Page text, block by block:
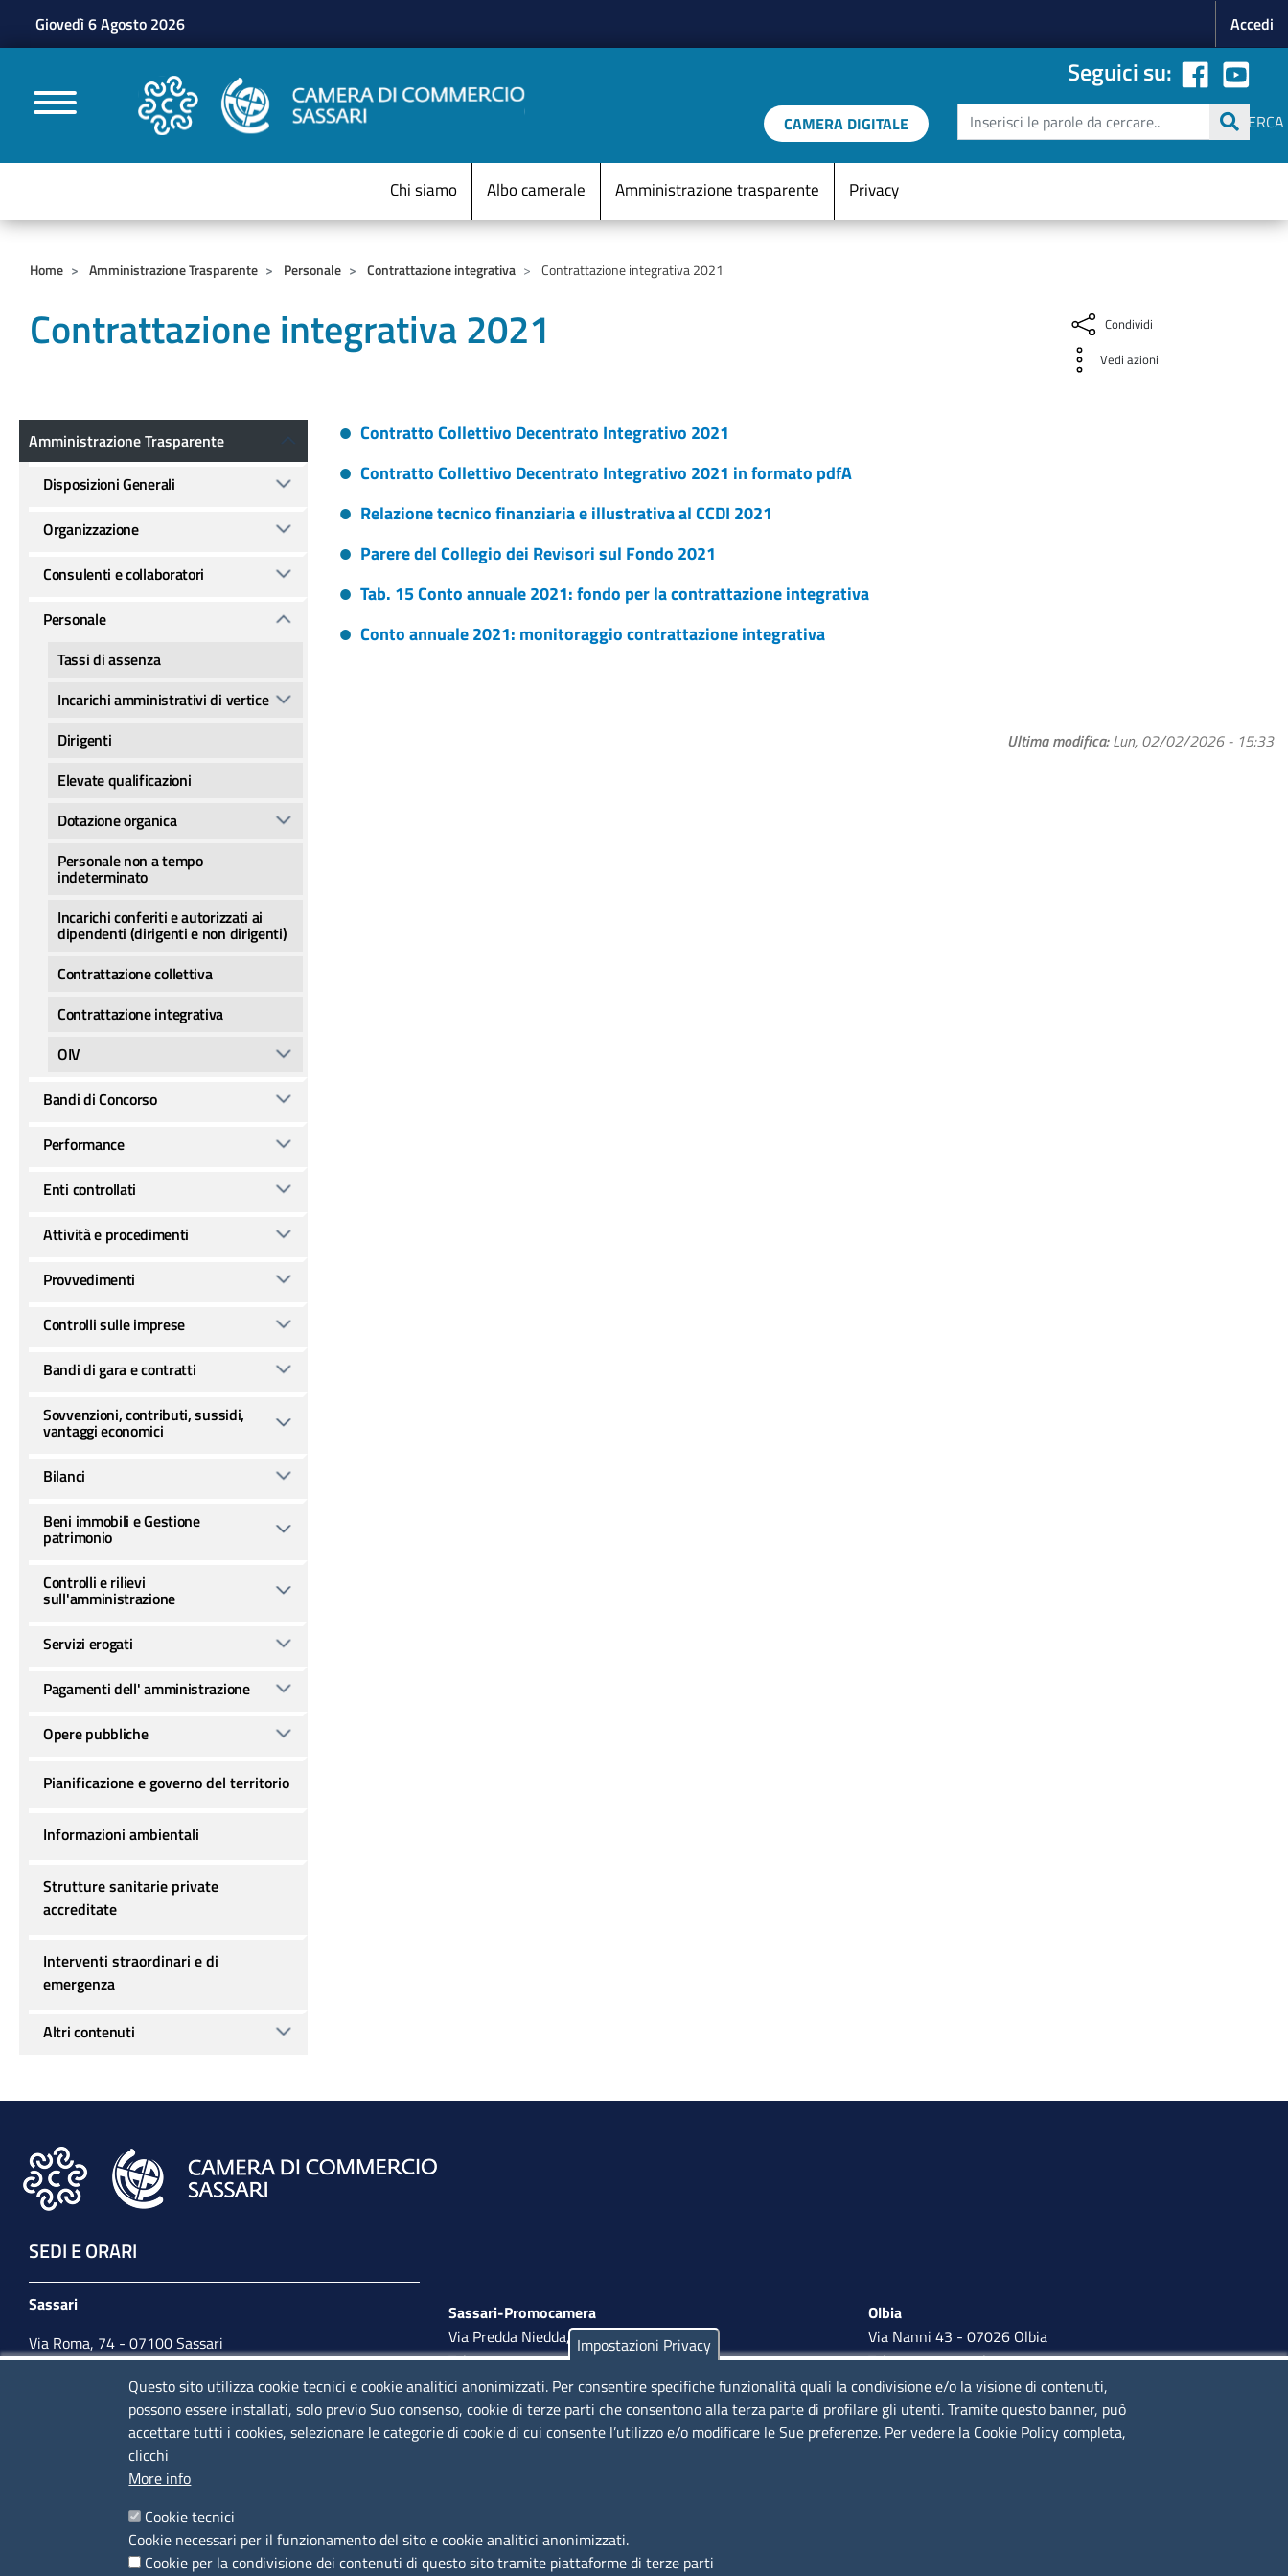
Giovedì 6 Agosto 2026 Accedi
CAMERE DI COMMERCIO D'ITALIA
Seguici su:
CAMERA DIGITALE Cerca
CERCA
Menu Statico
Chi siamo Albo camerale Amministrazione trasparente Privacy
Home Amministrazione Trasparente Personale Contrattazione integrativa Contrattazione integrativa 2021
Contrattazione integrativa 2021
Condividi
Vedi azioni
Contratto Collettivo Decentrato Integrativo 2021
Contratto Collettivo Decentrato Integrativo 2021 in formato pdfA
Relazione tecnico finanziaria e illustrativa al CCDI 2021
Parere del Collegio dei Revisori sul Fondo 2021
Tab. 15 Conto annuale 2021: fondo per la contrattazione integrativa
Conto annuale 2021: monitoraggio contrattazione integrativa
Ultima modifica Lun, 02/02/2026 - 15:33
Amministrazione Trasparente
Amministrazione Trasparente
Disposizioni Generali
Organizzazione
Consulenti e collaboratori
Personale
Tassi di assenza
Incarichi amministrativi di vertice
Dirigenti
Elevate qualificazioni
Dotazione organica
Personale non a tempo
indeterminato
Incarichi conferiti e autorizzati ai
dipendenti (dirigenti e non dirigenti)
Contrattazione collettiva
Contrattazione integrativa
OIV
Bandi di Concorso
Performance
Enti controllati
Attività e procedimenti
Provvedimenti
Controlli sulle imprese
Bandi di gara e contratti
Sovvenzioni, contributi, sussidi,
vantaggi economici
Bilanci
Beni immobili e Gestione
patrimonio
Controlli e rilievi
sull'amministrazione
Servizi erogati
Pagamenti dell' amministrazione
Opere pubbliche
Pianificazione e governo del territorio
Informazioni ambientali
Strutture sanitarie private
accreditate
Interventi straordinari e di
emergenza
Altri contenuti
SEDI E ORARI
Sassari
Via Roma, 74 - 07100 Sassari
Tel. 079 2080274
lunedì - venerdì: 10,00 - 13,00; mercoledì pomeriggio:
Sassari-Promocamera
Via Predda Niedda, 18 - 07100 Sassari
Tel. 079 263 8800 | Fax 079 2638810
lunedì al venerdì: 10,00 - 13,00; mercoledì pomeriggio:
15,30 - 17,00
Olbia
Via Nanni 43 - 07026 Olbia
Tel. 0789 66122 | 0789 69580
mail:ufficio.olbia@ss.camcom.it
lunedì al venerdì: 9,00 - 12,00; lunedì pomeriggio: 16,00 -
Camera di Commercio, Industria, Artigianato e
Segnalazione di illecito
Impostazioni Privacy
Questo sito utilizza cookie tecnici e cookie analitici anonimizzati. Per consentire specifiche funzionalità quali la condivisione e/o la visione di contenuti,
possono essere installati, solo previo Suo consenso, cookie di terze parti che consentono alla terza parte di profilare gli utenti. Tramite questo banner, può
accettare tutti i cookies, selezionare le categorie di cookie di cui consente l’utilizzo e/o modificare le Sue preferenze. Per vedere la Cookie Policy completa,
clicchi
More info
Cookie tecnici
Cookie necessari per il funzionamento del sito e cookie analitici anonimizzati.
Cookie per la condivisione dei contenuti di questo sito tramite piattaforme di terze parti